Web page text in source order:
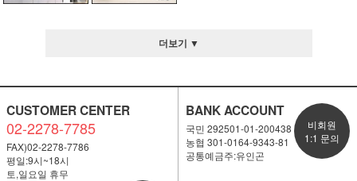
더보기 ▼
CUSTOMER CENTER
02-2278-7785
FAX)02-2278-7786
평일:9시~18시
토,일요일 휴무
BANK ACCOUNT
국민 292501-01-200438
농협 301-0164-9343-81
공통예금주:유인곤
비회원
1:1 문의